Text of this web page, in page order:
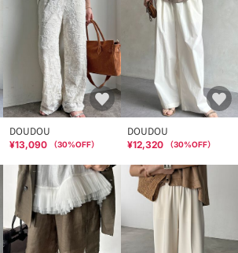
DOUDOU
¥13,090 （30%OFF）
DOUDOU
¥12,320 （30%OFF）